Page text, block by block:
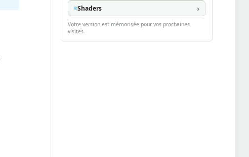
Shaders
Votre version est mémorisée pour vos prochaines
visites.